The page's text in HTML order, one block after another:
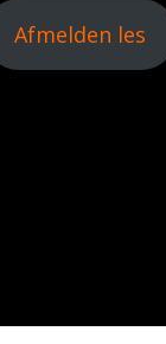
Afmelden les